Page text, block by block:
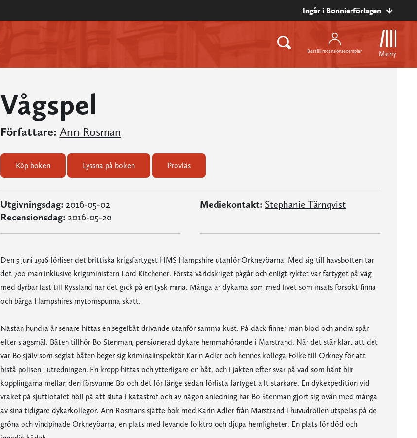
Ingår i Bonnierförlagen
Beställ recensionsexemplar Meny
Vågspel
Författare: Ann Rosman
Köp boken Lyssna på boken Provläs
Utgivningsdag: 2016-05-02
Recensionsdag: 2016-05-20
Mediekontakt: Stephanie Tärnqvist
Den 5 juni 1916 förliser det brittiska krigsfartyget HMS Hampshire utanför Orkneyöarna. Med sig till havsbotten tar
det 700 man inklusive krigsministern Lord Kitchener. Första världskriget pågår och enligt ryktet var fartyget på väg
med dyrbar last till Ryssland när det gick på en tysk mina. Många är dykarna som med livet som insats försökt finna
och bärga Hampshires mytomspunna skatt.
Nästan hundra år senare hittas en segelbåt drivande utanför samma kust. På däck finner man blod och andra spår
efter slagsmål. Båten tillhör Bo Stenman, pensionerad dykare hemmahörande i Marstrand. När det står klart att det
var Bo själv som seglat båten beger sig kriminalinspektör Karin Adler och hennes kollega Folke till Orkney för att
bistå polisen i utredningen. En kropp hittas och ytterligare en båt, och i jakten efter svar på vad som hänt blir
kopplingarna mellan den försvunne Bo och det för länge sedan förlista fartyget allt starkare. En dykexpedition vid
vraket på sjuttiotalet höll på att sluta i katastrof och av någon anledning har Bo Stenman gjort sig ovän med många
av sina tidigare dykarkollegor. Ann Rosmans sjätte bok med Karin Adler från Marstrand i huvudrollen utspelas på de
gröna och vindpinade Orkneyöarna, en plats med levande folktro och djupa hemligheter. En plats för död och